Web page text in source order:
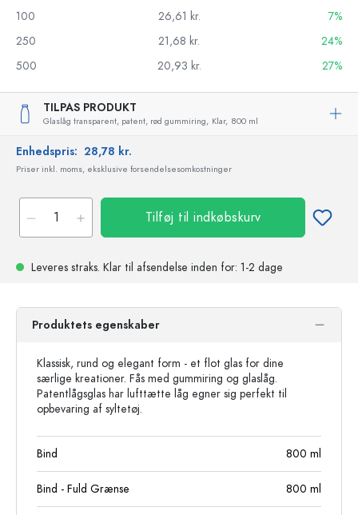
100
26,61 kr.
7%
250
21,68 kr.
24%
500
20,93 kr. 27%
TILPAS PRODUKT
Glaslåg transparent, patent, rød gummiring, Klar, 800 ml
Enhedspris: 28,78 kr.
Priser inkl. moms, eksklusive forsendelsesomkostninger
Tilføj til indkøbskurv
Leveres straks. Klar til afsendelse inden for: 1-2 dage
Produktets egenskaber
Klassisk, rund og elegant form - et flot glas for dine
særlige kreationer. Fås med gummiring og glaslåg.
Patentlågsglas har lufttætte låg egner sig perfekt til
opbevaring af syltetøj.
Bind 800 ml
Bind - Fuld Grænse 800 ml